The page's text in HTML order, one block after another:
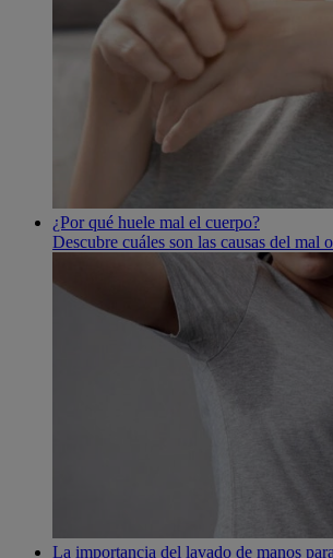
¿Por qué huele mal el cuerpo?
Descubre cuáles son las causas del mal
La importancia del lavado de manos